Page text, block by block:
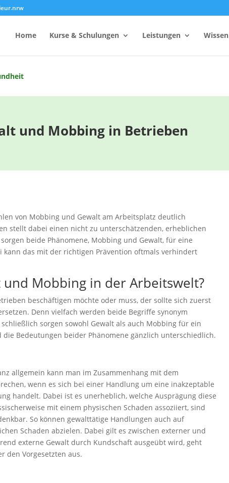
Home Kurse & Schulungen Leistungen Wissen
Vorschrift 2
Schneelast-Rechner
und Mobbing in Betrieben
von Mobbing und Gewalt am Arbeitsplatz deutlich
stellt dabei einen nicht zu unterschätzenden, erheblichen
beide Phänomene, Mobbing und Gewalt, für eine
das mit der richtigen Prävention oftmals verhindert
Mobbing in der Arbeitswelt?
beschäftigen möchte oder muss, der sollte sich zuerst
Denn vielfach werden beide Begriffe synonym
sorgen sowohl Gewalt als auch Mobbing für ein
Bedeutungen beider Phänomene gänzlich unterschiedlich.
allgemein kann man im Zusammenhang mit dem
wenn es sich bei einer Handlung um eine inakzeptable
handelt. Dabei ist es unerheblich, welche Ausprägung diese
mit einem physischen Schaden assoziiert, sind
So können gewalttätige Handlungen auch auf
Schaden abzielen. Dabei gilt es zwischen externer und
externe Gewalt durch Kundschaft ausgeübt wird, geht
den Vorgesetzten aus.